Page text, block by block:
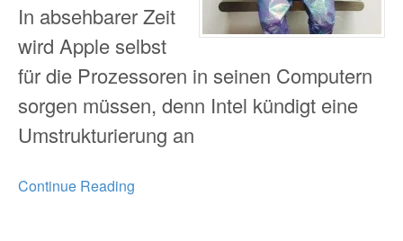
In absehbarer Zeit
wird Apple selbst
für die Prozessoren in seinen Computern
sorgen müssen, denn Intel kündigt eine
Umstrukturierung an
Continue Reading